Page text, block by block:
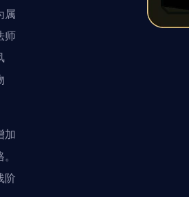
属
师
加
阶